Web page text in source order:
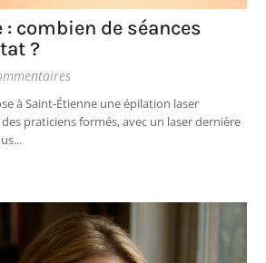
combien de séances
?
à Saint-Étienne une épilation laser
praticiens formés, avec un laser dernière